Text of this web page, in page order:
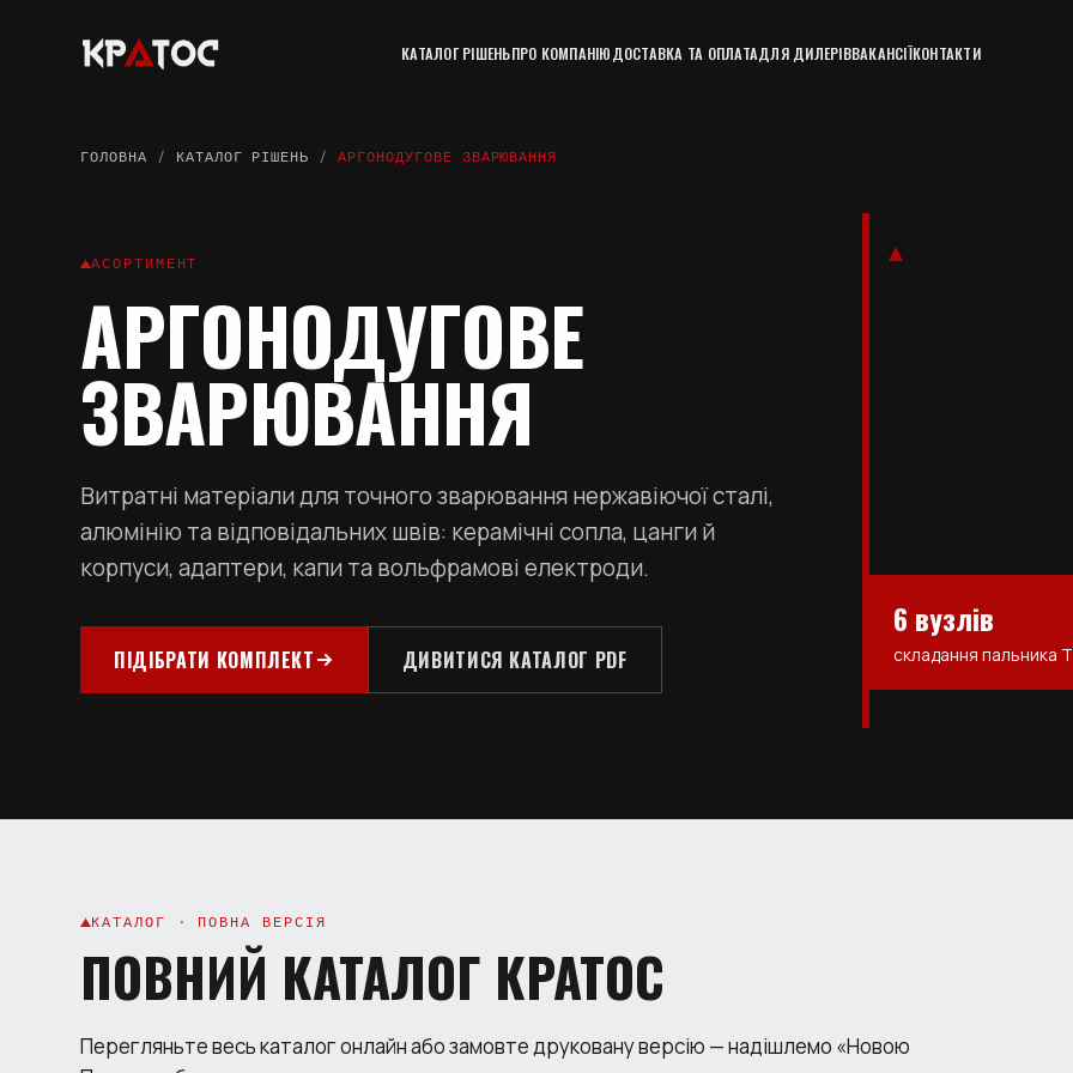
КАТАЛОГ РІШЕНЬПРО КОМПАНІЮДОСТАВКА ТА ОПЛАТАДЛЯ ДИЛЕРІВВАКАНСІЇКОНТАКТИ
ГОЛОВНА / КАТАЛОГ РІШЕНЬ /АРГОНОДУГОВЕ ЗВАРЮВАННЯ
АСОРТИМЕНТ
АРГОНОДУГОВЕ
ЗВАРЮВАННЯ
Витратні матеріали для точного зварювання нержавіючої сталі,
алюмінію та відповідальних швів: керамічні сопла, цанги й
корпуси, адаптери, капи та вольфрамові електроди.
ПІДІБРАТИ КОМПЛЕКТ ДИВИТИСЯ КАТАЛОГ PDF
6 вузлів
складання пальника
КАТАЛОГ · ПОВНА ВЕРСІЯ
ПОВНИЙ КАТАЛОГ КРАТОС
Перегляньте весь каталог онлайн або замовте друковану версію — надішлемо «Новою